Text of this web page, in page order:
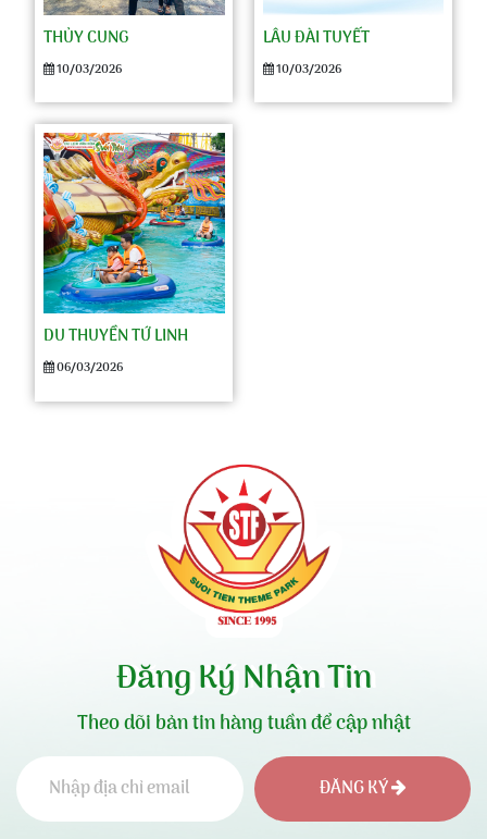
THỦY CUNG
10/03/2026
LÂU ĐÀI TUYẾT
10/03/2026
DU THUYỀN TỨ LINH
06/03/2026
Đăng Ký Nhận Tin
Theo dõi bản tin hàng tuần để cập nhật
ĐĂNG KÝ